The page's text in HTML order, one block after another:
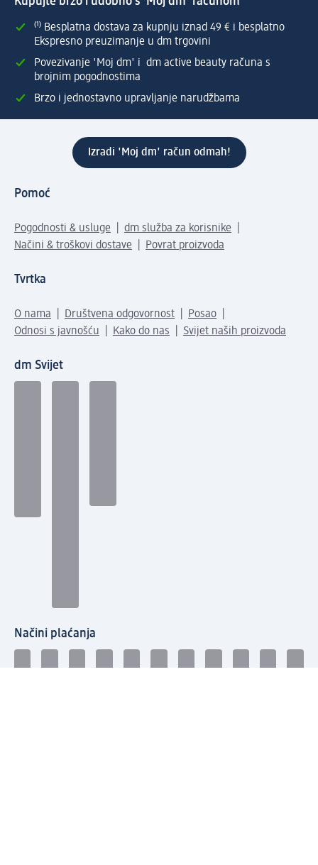
⁽¹⁾ Besplatna dostava za kupnju iznad 49 € i besplatno
Ekspresno preuzimanje u dm trgovini
Povezivanje 'Moj dm' i dm active beauty računa s
brojnim pogodnostima
Brzo i jednostavno upravljanje narudžbama
Izradi 'Moj dm' račun odmah!
Pomoć
Pogodnosti & usluge
dm služba za korisnike
Načini & troškovi dostave
Povrat proizvoda
Tvrtka
O nama Društvena odgovornost
Posao
Odnosi s javnošću
Kako do nas Svijet naših proizvoda
dm Svijet
Načini plaćanja